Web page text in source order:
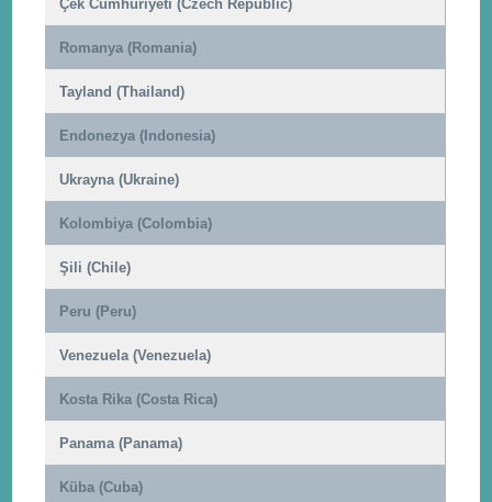
Çek Cumhuriyeti (Czech Republic)
Romanya (Romania)
Tayland (Thailand)
Endonezya (Indonesia)
Ukrayna (Ukraine)
Kolombiya (Colombia)
Şili (Chile)
Peru (Peru)
Venezuela (Venezuela)
Kosta Rika (Costa Rica)
Panama (Panama)
Küba (Cuba)